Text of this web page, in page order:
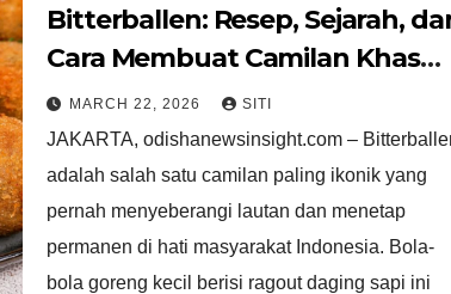
Bitterballen: Resep, Sejarah,
Cara Membuat Camilan Khas
Belanda
MARCH 22, 2026 SITI
JAKARTA, odishanewsinsight.com –
adalah salah satu camilan paling ikonik yang
pernah menyeberangi lautan dan menetap
permanen di hati masyarakat Indonesia. Bola-
bola goreng kecil berisi ragout daging sapi ini